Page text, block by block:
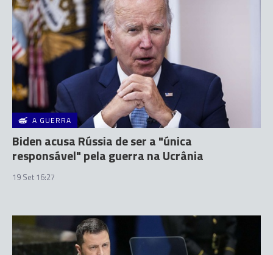
A GUERRA
Biden acusa Rússia de ser a "única
responsável" pela guerra na Ucrânia
19 Set 16:27